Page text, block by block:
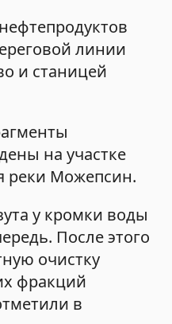
линии
и станицей
на участке
реки Можепсин.
у кромки воды
После этого
очистку
фракций
в